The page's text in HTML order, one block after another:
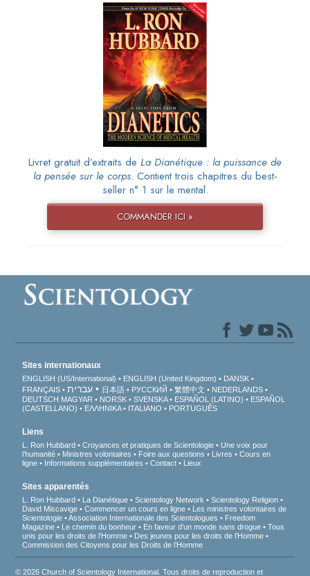
Livret gratuit d’extraits de La Dianétique : la puissance de
la pensée sur le corps. Contient trois chapitres du best-
seller n° 1 sur le mental.
COMMANDER ICI »
Sites internationaux
ENGLISH (US/International) ENGLISH (United Kingdom)
DANSK
FRANÇAIS
עברית 日本語 РУССКИЙ 繁體中文
NEDERLANDS
DEUTSCH MAGYAR NORSK SVENSKA ESPAÑOL (LATINO)
ESPAÑOL
(CASTELLANO)
ΕΛΛΗΝΙΚA ITALIANO PORTUGUÊS
Liens
L. Ron Hubbard Croyances et pratiques de Scientologie
Une voix pour
l’humanité
Ministres volontaires Foire aux questions Livres
Cours en
ligne
Informations supplémentaires Contact Lieux
Sites apparentés
L. Ron Hubbard La Dianétique Scientology Network
Scientology Religion
David Miscavige
Commencer un cours en ligne
Les ministres volontaires de
Scientologie
Association Internationale des Scientologues
Freedom
Magazine
Le chemin du bonheur En faveur d’un monde sans drogue
Tous
unis pour les droits de l’Homme
Des jeunes pour les droits de l’Homme
Commission des Citoyens pour les Droits de l’Homme
© 2026 Church of Scientology International. Tous droits de reproduction et